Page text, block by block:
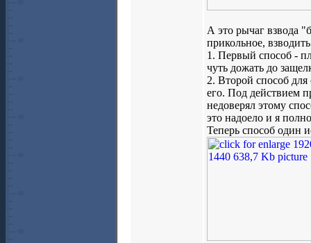
А это рычаг взвода
прикольное,
1. Первый способ -
чуть дожать до
2. Второй способ для
его. Под действием
недоверял этому
это надоело и я
Теперь способ один